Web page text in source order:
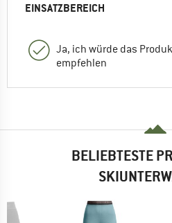
EINSATZBEREICH
Ja, ich würde das
empfehlen
BELIEBTESTE